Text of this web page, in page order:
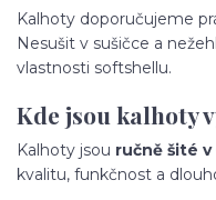
Kalhoty doporučujeme
Nesušit v sušičce a
vlastnosti softshellu.
Kde jsou kalhoty
Kalhoty jsou ručně šité
kvalitu, funkčnost a